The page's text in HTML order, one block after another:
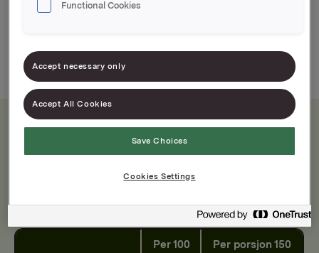
Strimlet og marinert, renskåret storfekjøtt av høy
Næringsinnhold
Per 100
Per porsjon 150
Functional Cookies
Accept necessary only
Accept All Cookies
Save Choices
Cookies Settings